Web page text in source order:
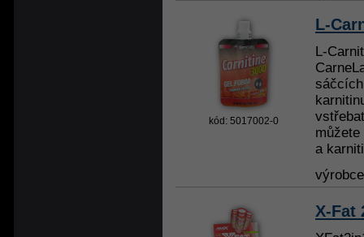
kód: 5017002-0
L-
L-
a
X-Fat